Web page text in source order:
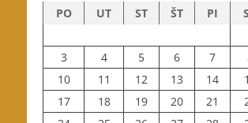
PO UT ST ŠT PI
3
4 5 6 7
10
11 12 13 14
17
18 19 20 21